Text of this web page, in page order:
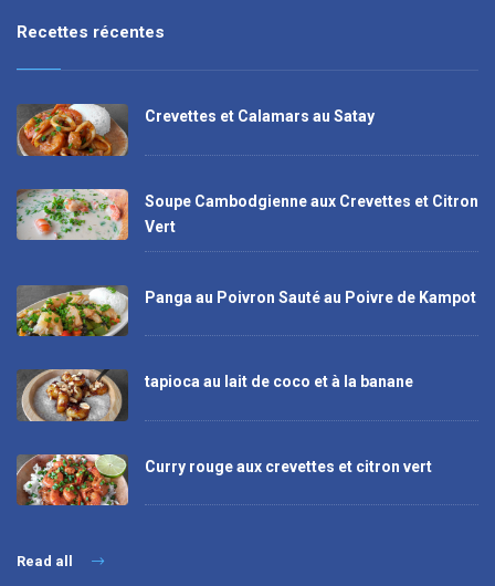
Recettes récentes
Crevettes et Calamars au Satay
Soupe Cambodgienne aux Crevettes et Citron
Vert
Panga au Poivron Sauté au Poivre de Kampot
tapioca au lait de coco et à la banane
Curry rouge aux crevettes et citron vert
Read all